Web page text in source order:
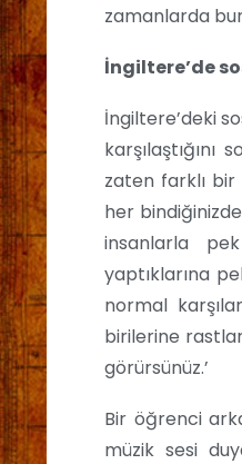
zamanlarda
İngiltere’de
İngiltere’deki
karşılaştığını
zaten farklı bir
her
insanlarla
yaptıklarına
normal
birilerine
görürsünüz.’
Bir öğrenci
müzik sesi